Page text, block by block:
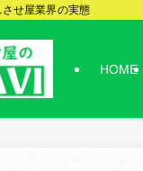
せ屋業界の実態
HOME